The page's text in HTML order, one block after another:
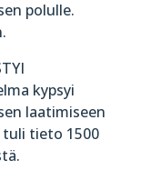
polulle.
kypsyi
laatimiseen
tuli tieto 1500